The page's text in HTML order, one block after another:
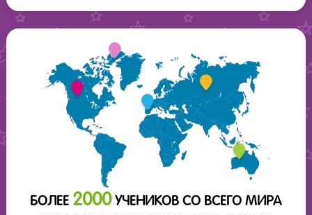
БОЛЕЕ 2000УЧЕНИКОВ СО ВСЕГО МИРА